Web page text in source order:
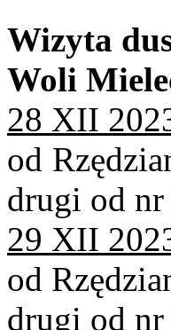
Wizyta
Woli
28 XII
od
drugi od
29 XII
od
drugi od